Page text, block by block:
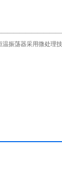
温振荡器采用微处